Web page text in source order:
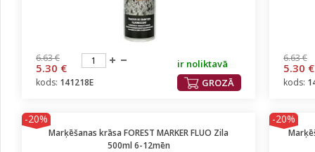
6.63 €
5.30 €
ir noliktavā
GROZĀ
kods: 141218E
6.63 €
5.30 €
kods:
-20%
Marķēšanas krāsa FOREST MARKER FLUO Zila
500ml 6-12mēn
-20%